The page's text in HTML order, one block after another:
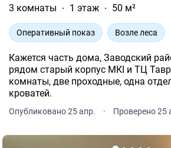
3 комнаты
1 этаж 50 м²
Оперативный показ Возле леса
Кажется часть дома, Заводский
рядом старый корпус МКІ и ТЦ
комнаты, две проходные, одна
кроватей.
Опубликовано 25 апр. · Проверено 25